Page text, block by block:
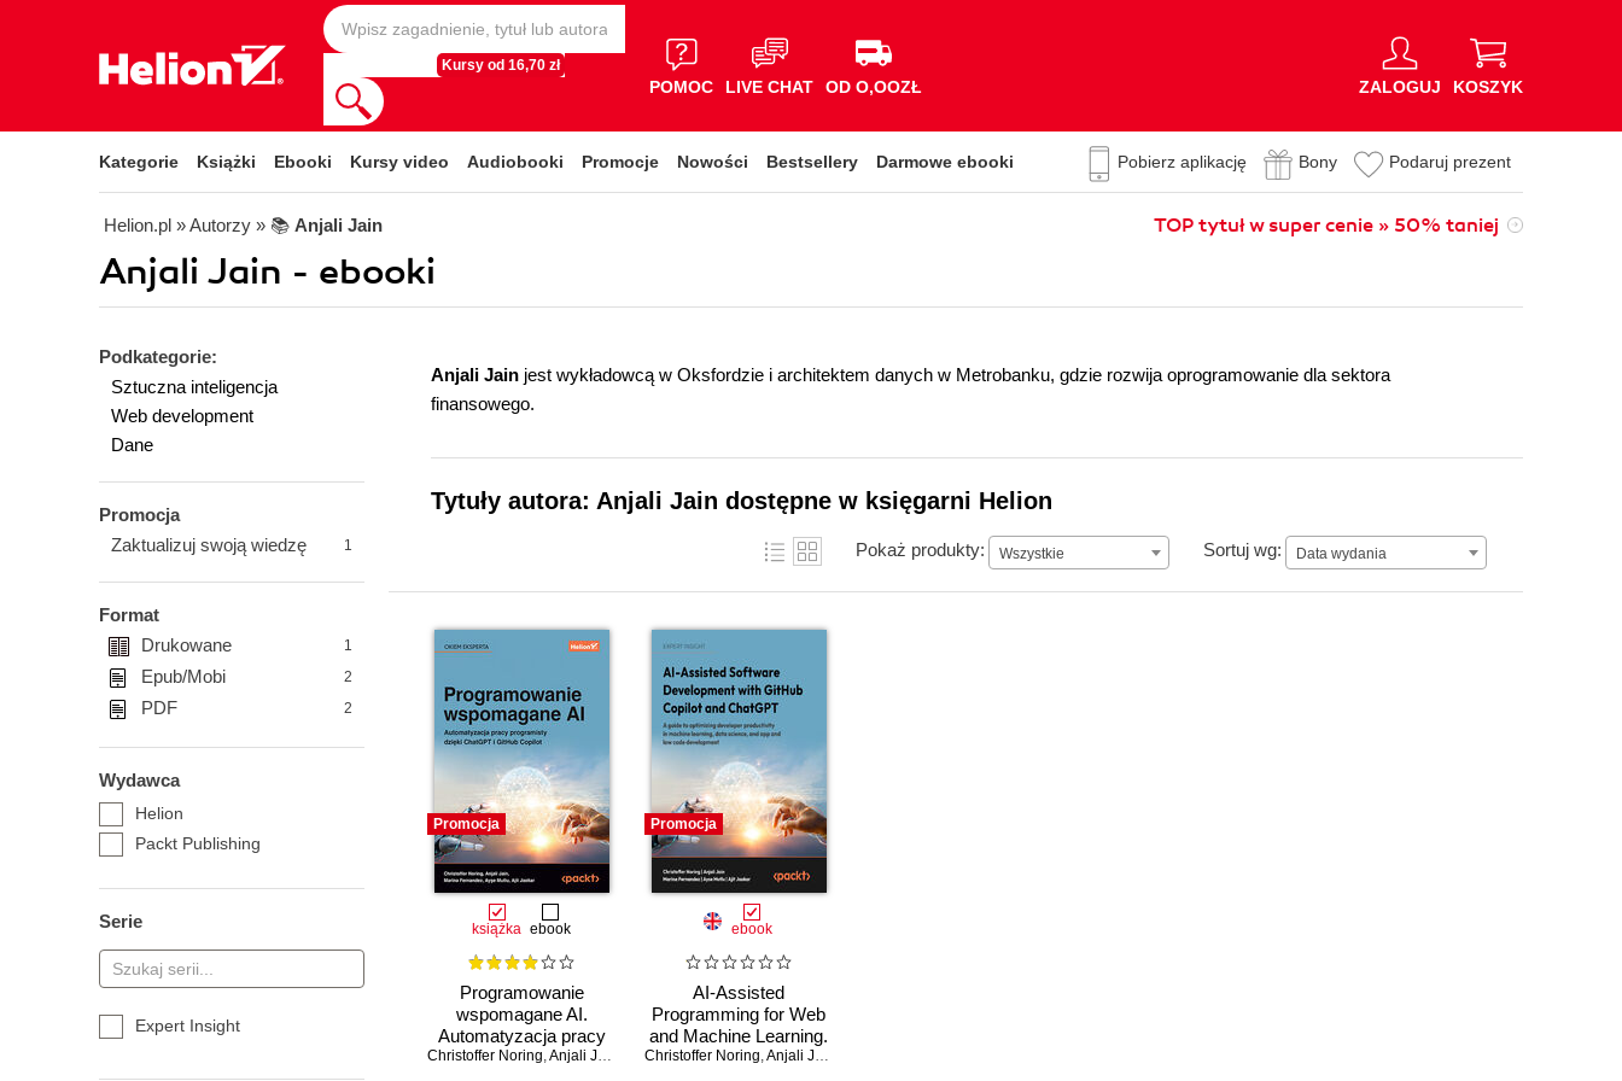
Kursy od 16,70 zł
POMOC LIVE CHAT OD O,OOZŁ ZALOGUJ KOSZYK
Kategorie Książki Ebooki Kursy video Audiobooki Promocje Nowości Bestsellery Darmowe ebooki Pobierz aplikację Bony Podaruj prezent
Helion.pl » Autorzy » 📚 Anjali Jain TOP tytuł w super cenie » 50% taniej
Anjali Jain - ebooki
Podkategorie:
Sztuczna inteligencja
Web development
Dane
Promocja
Zaktualizuj swoją wiedzę
1
Format
Drukowane
1
Epub/Mobi 2
PDF 2
Wydawca
Helion
Packt Publishing
Serie
Expert Insight
Anjali Jain jest wykładowcą w Oksfordzie i architektem danych w Metrobanku, gdzie rozwija oprogramowanie dla sektora
finansowego.
Tytuły autora: Anjali Jain dostępne w księgarni Helion
Pokaż produkty: Wszystkie Sortuj wg: Data wydania
Data wydania
Promocja
książka ebook
Programowanie
wspomagane AI.
Automatyzacja pracy
programisty dzięki
Christoffer Noring,Anjali Jain Marina Fernandez,Ayşe Mutlu,
Promocja
ebook
AI-Assisted
Programming for Web
and Machine Learning.
Improve your
Christoffer Noring,Anjali Jain